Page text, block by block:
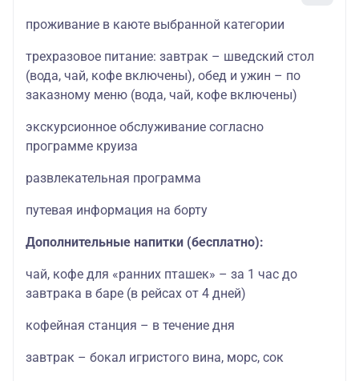
проживание в каюте выбранной категории
трехразовое питание: завтрак – шведский стол
(вода, чай, кофе включены), обед и ужин – по
заказному меню (вода, чай, кофе включены)
экскурсионное обслуживание согласно
программе круиза
развлекательная программа
путевая информация на борту
Дополнительные напитки (бесплатно):
чай, кофе для «ранних пташек» – за 1 час до
завтрака в баре (в рейсах от 4 дней)
кофейная станция – в течение дня
завтрак – бокал игристого вина, морс, сок